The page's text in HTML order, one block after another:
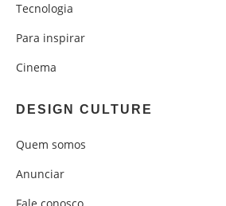
Tecnologia
Para inspirar
Cinema
DESIGN CULTURE
Quem somos
Anunciar